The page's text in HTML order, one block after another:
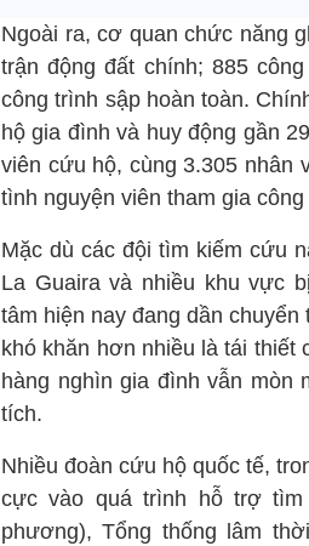
Ngoài ra, cơ quan chức năng
trận động đất chính; 885
công trình sập hoàn toàn.
hộ gia đình và huy động gần
viên cứu hộ, cùng 3.305 nhân
tình nguyện viên tham gia
Mặc dù các đội tìm kiếm cứu
La Guaira và nhiều khu vực
tâm hiện nay đang dần
khó khăn hơn nhiều là tái thiết
hàng nghìn gia đình vẫn
tích.
Nhiều đoàn cứu hộ quốc tế,
cực vào quá trình hỗ trợ
phương), Tổng thống lâm